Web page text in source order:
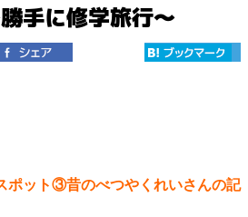
手に修学旅行～
ポット③昔のべつやくれいさんの記